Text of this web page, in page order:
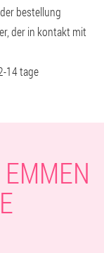
bestellung
der in kontakt mit
14 tage